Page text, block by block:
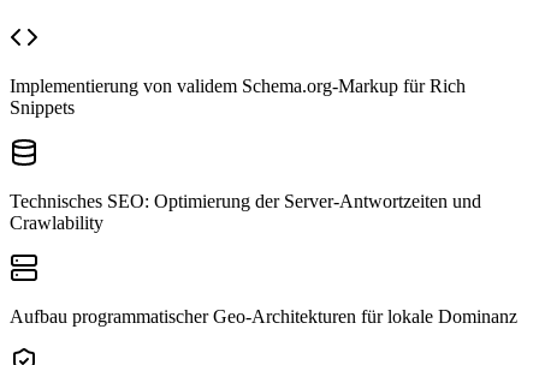
Implementierung von validem Schema.org-Markup für Rich
Snippets
Technisches SEO: Optimierung der Server-Antwortzeiten und
Crawlability
Aufbau programmatischer Geo-Architekturen für lokale Dominanz